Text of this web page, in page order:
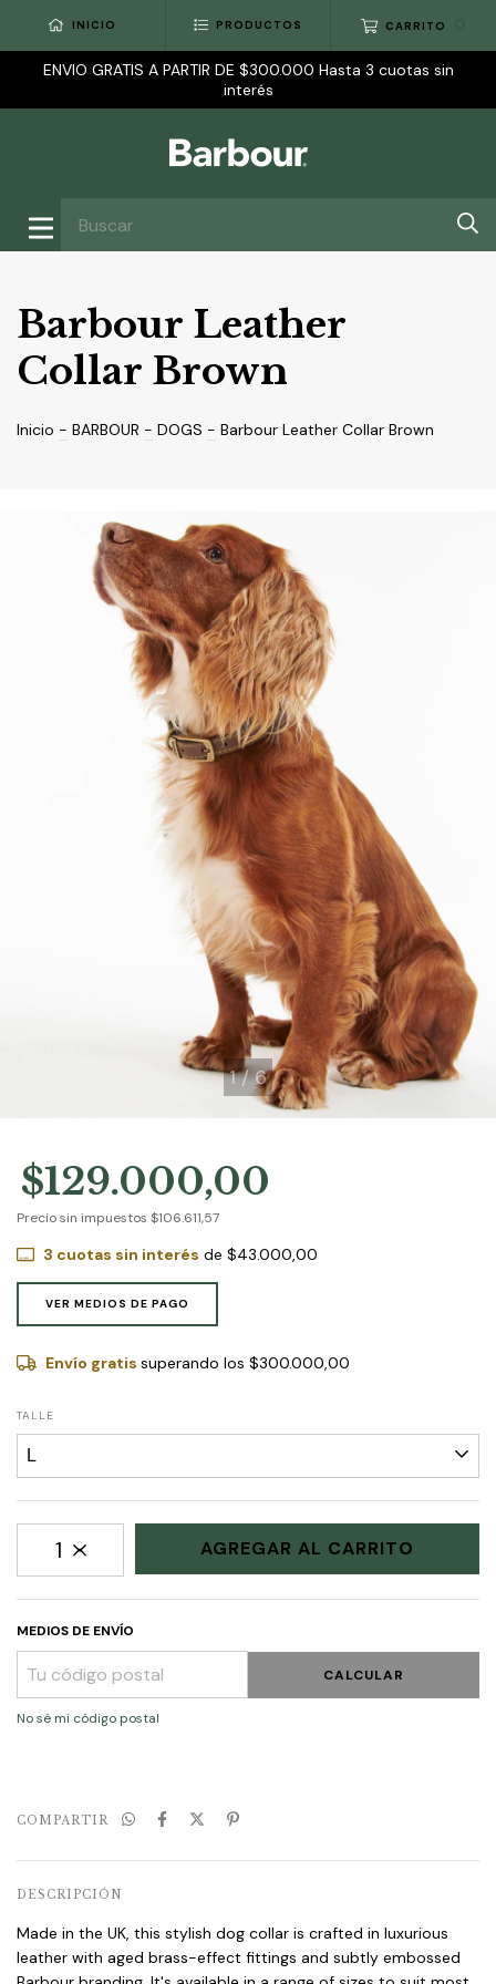
INICIO PRODUCTOS CARRITO
ENVIO GRATIS A PARTIR DE $300.000 Hasta 3 cuotas sin
interés
Barbour Leather
Collar Brown
Inicio - BARBOUR - DOGS - Barbour Leather Collar Brown
1/6
$129.000,00
Precio sin impuestos $106.611,57
3 cuotas sin interés de $43.000,00
VER MEDIOS DE PAGO
Envío gratis superando los $300.000,00
TALLE
MEDIOS DE ENVÍO
CALCULAR
No sé mi código postal
COMPARTIR
DESCRIPCIÓN
Made in the UK, this stylish dog collar is crafted in luxurious
leather with aged brass-effect fittings and subtly embossed